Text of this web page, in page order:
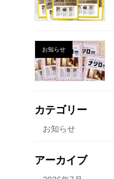
お知らせ
カテゴリー
お知らせ
アーカイブ